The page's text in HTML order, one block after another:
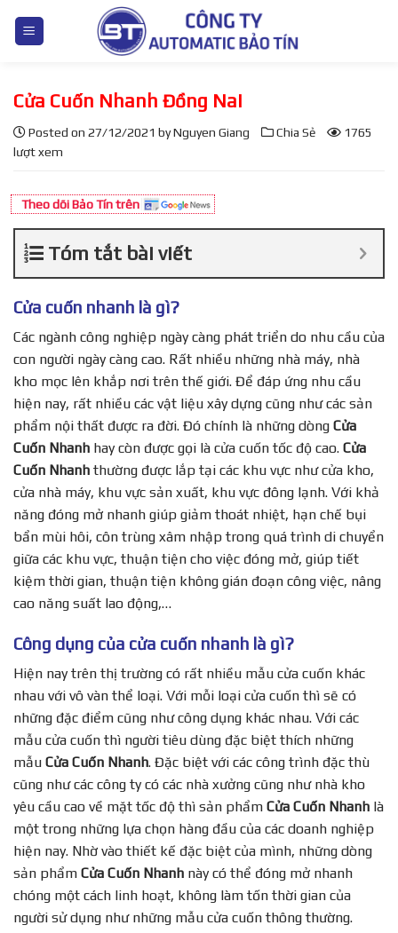
Cửa Cuốn Nhanh Đồng Nai
Posted on 27/12/2021 byNguyen Giang Chia Sẻ
1765
lượt xem
Theo dõi Bảo Tín trên
Tóm tắt bài viết
Cửa cuốn nhanh là gì?
Các ngành công nghiệp ngày càng phát triển do nhu cầu của
con người ngày càng cao. Rất nhiều những nhà máy, nhà
kho mọc lên khắp nơi trên thế giới. Để đáp ứng nhu cầu
hiện nay, rất nhiều các vật liệu xây dựng cũng như các sản
phẩm nội thất được ra đời. Đó chính là những dòng Cửa
Cuốn Nhanh hay còn được gọi là cửa cuốn tốc độ cao. Cửa
Cuốn Nhanh thường được lắp tại các khu vực như cửa kho,
cửa nhà máy, khu vực sản xuất, khu vực đông lạnh. Với khả
năng đóng mở nhanh giúp giảm thoát nhiệt, hạn chế bụi
bẩn mùi hôi, côn trùng xâm nhập trong quá trình di chuyển
giữa các khu vực, thuận tiện cho việc đóng mở, giúp tiết
kiệm thời gian, thuận tiện không gián đoạn công việc, nâng
cao năng suất lao động,…
Công dụng của cửa cuốn nhanh là gì?
Hiện nay trên thị trường có rất nhiều mẫu cửa cuốn khác
nhau với vô vàn thể loại. Với mỗi loại cửa cuốn thì sẽ có
những đặc điểm cũng như công dụng khác nhau. Với các
mẫu cửa cuốn thì người tiêu dùng đặc biệt thích những
mẫu Cửa Cuốn Nhanh. Đặc biệt với các công trình đặc thù
cũng như các công ty có các nhà xưởng cũng như nhà kho
yêu cầu cao về mặt tốc độ thì sản phẩm Cửa Cuốn Nhanh là
một trong những lựa chọn hàng đầu của các doanh nghiệp
hiện nay. Nhờ vào thiết kế đặc biệt của mình, những dòng
sản phẩm Cửa Cuốn Nhanh này có thể đóng mở nhanh
chóng một cách linh hoạt, không làm tốn thời gian của
người sử dụng như những mẫu cửa cuốn thông thường.